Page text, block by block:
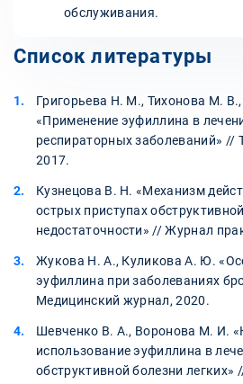
обслуживания.
Список литературы
Григорьева Н. М., Тихонова М.
«Применение эуфиллина в
респираторных заболеваний» //
2017.
Кузнецова В. Н. «Механизм
острых приступах
недостаточности» // Журнал
Жукова Н. А., Куликова А. Ю.
эуфиллина при заболеваниях
Медицинский журнал, 2020.
Шевченко В. А., Воронова М. И.
использование эуфиллина в
обструктивной болезни легких»